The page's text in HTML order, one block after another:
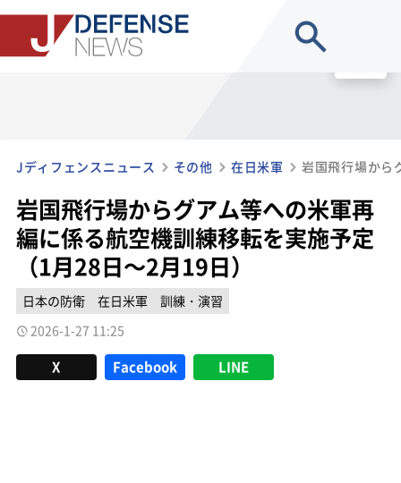
Jディフェンスニュース その他 在日米軍
岩国飛行場からグアム等への米軍再
編に係る航空機訓練移転を実施予定
（1月28日～2月19日）
日本の防衛 在日米軍
訓練・演習
2026-1-27 11:25
X Facebook LINE